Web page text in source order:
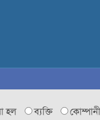
হল ব্যক্তি কোম্পানী